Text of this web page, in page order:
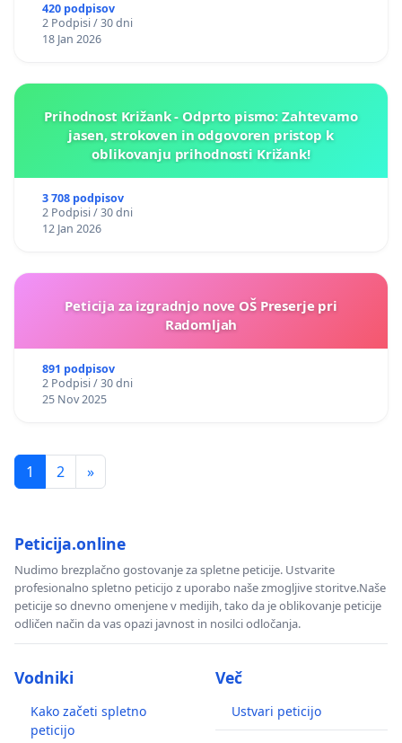
420 podpisov
2 Podpisi / 30 dni
18 Jan 2026
Prihodnost Križank - Odprto pismo: Zahtevamo
jasen, strokoven in odgovoren pristop k
oblikovanju prihodnosti Križank!
3 708 podpisov
2 Podpisi / 30 dni
12 Jan 2026
Peticija za izgradnjo nove OŠ Preserje pri
Radomljah
891 podpisov
2 Podpisi / 30 dni
25 Nov 2025
1 2 »
Peticija.online
Nudimo brezplačno gostovanje za spletne peticije. Ustvarite
profesionalno spletno peticijo z uporabo naše zmogljive storitve.Naše
peticije so dnevno omenjene v medijih, tako da je oblikovanje peticije
odličen način da vas opazi javnost in nosilci odločanja.
Vodniki
Kako začeti spletno
peticijo
Več
Ustvari peticijo